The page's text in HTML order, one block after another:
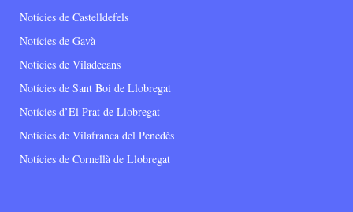
Notícies de Castelldefels
Notícies de Gavà
Notícies de Viladecans
Notícies de Sant Boi de Llobregat
Notícies d’El Prat de Llobregat
Notícies de Vilafranca del Penedès
Notícies de Cornellà de Llobregat